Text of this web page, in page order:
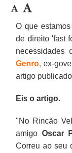
O que
de direito 'fast
necessidades
Genro, ex-
artigo
Eis o artigo.
"No Rincão
amigo Oscar
Correu ao seu